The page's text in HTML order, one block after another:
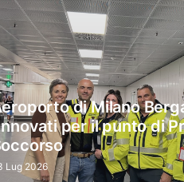
di Milano
per il punto di
Lug 2026